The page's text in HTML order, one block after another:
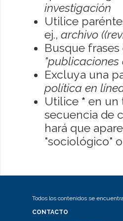
investigación
Utilice
ej., archivo
Busque
"publicaciones
Excluya una
política en
Utilice * en un
secuencia de
hará que
"sociológico"
Todos los contenidos se
CONTACTO